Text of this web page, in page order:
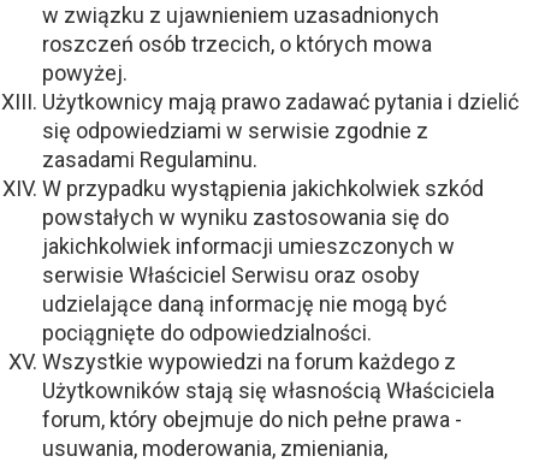
w związku z ujawnieniem uzasadnionych
roszczeń osób trzecich, o których mowa
powyżej.
Użytkownicy mają prawo zadawać pytania i dzielić
się odpowiedziami w serwisie zgodnie z
zasadami Regulaminu.
W przypadku wystąpienia jakichkolwiek szkód
powstałych w wyniku zastosowania się do
jakichkolwiek informacji umieszczonych w
serwisie Właściciel Serwisu oraz osoby
udzielające daną informację nie mogą być
pociągnięte do odpowiedzialności.
Wszystkie wypowiedzi na forum każdego z
Użytkowników stają się własnością Właściciela
forum, który obejmuje do nich pełne prawa -
usuwania, moderowania, zmieniania,